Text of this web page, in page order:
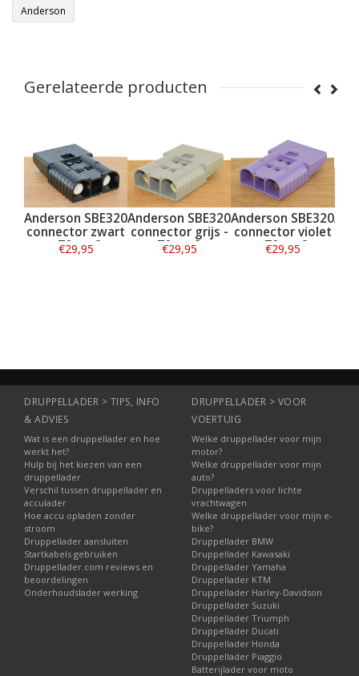
Anderson
Gerelateerde producten
zwart
Anderson SBE320
connector grijs -
70mm2
€29,95
Anderson SBE320
connector violet
- 70mm2
€29,95
Anderson SBE320
connector oranje
- 70mm2
€31,95
DRUPPELLADER > TIPS, INFO
& ADVIES
Wat is een druppellader en hoe
werkt het?
Hulp bij het kiezen van een
druppellader
Verschil tussen druppellader en
acculader
Hoe accu opladen zonder
stroom
Druppellader aansluiten
Startkabels gebruiken
Druppellader.com reviews en
beoordelingen
Onderhoudslader werking
DRUPPELLADER > VOOR
VOERTUIG
Welke druppellader voor mijn
motor?
Welke druppellader voor mijn
auto?
Druppelladers voor lichte
vrachtwagen
Welke druppellader voor mijn e-
bike?
Druppellader BMW
Druppellader Kawasaki
Druppellader Yamaha
Druppellader KTM
Druppellader Harley-Davidson
Druppellader Suzuki
Druppellader Triumph
Druppellader Ducati
Druppellader Honda
Druppellader Piaggio
Batterijlader voor moto